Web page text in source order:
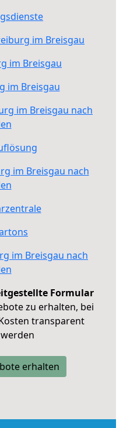
im Breisgau
im Breisgau
im Breisgau
im Breisgau nach
im Breisgau nach
im Breisgau nach
Formular
zu erhalten, bei
transparent
erhalten